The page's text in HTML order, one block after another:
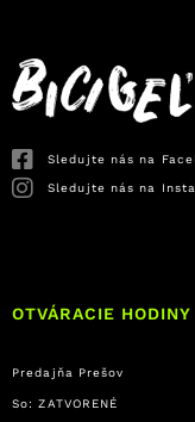
Sledujte nás na
Sledujte nás na
OTVÁRACIE HODINY
Predajňa Prešov
So: ZATVORENÉ